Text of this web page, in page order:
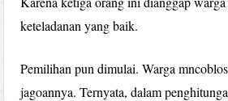
keteladanan yang baik.
Pemilihan pun dimulai. Warga
jagoannya. Ternyata, dalam